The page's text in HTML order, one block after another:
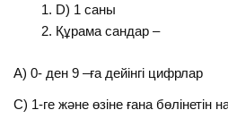
D) 1 саны
Құрама сандар –
А) 0- ден 9 –ға дейінгі цифрлар
С) 1-ге және өзіне ғана бөлінетін